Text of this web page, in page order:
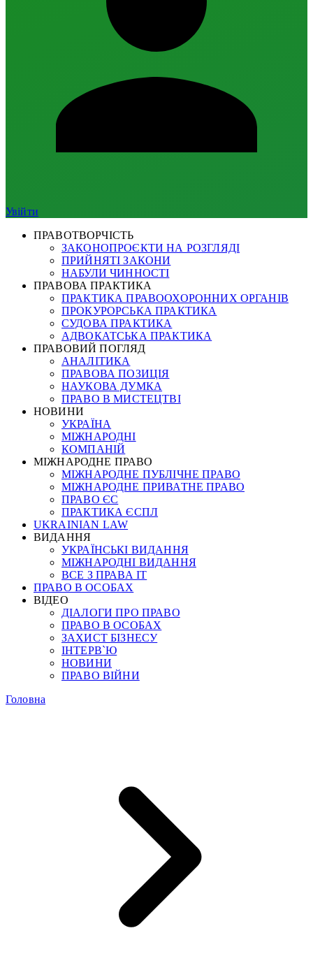
Увійти
ПРАВОТВОРЧІСТЬ
ЗАКОНОПРОЄКТИ НА РОЗГЛЯДІ
ПРИЙНЯТІ ЗАКОНИ
НАБУЛИ ЧИННОСТІ
ПРАВОВА ПРАКТИКА
ПРАКТИКА ПРАВООХОРОННИХ ОРГАНІВ
ПРОКУРОРСЬКА ПРАКТИКА
СУДОВА ПРАКТИКА
АДВОКАТСЬКА ПРАКТИКА
ПРАВОВИЙ ПОГЛЯД
АНАЛІТИКА
ПРАВОВА ПОЗИЦІЯ
НАУКОВА ДУМКА
ПРАВО В МИСТЕЦТВІ
НОВИНИ
УКРАЇНА
МІЖНАРОДНІ
КОМПАНІЙ
МІЖНАРОДНЕ ПРАВО
МІЖНАРОДНЕ ПУБЛІЧНЕ ПРАВО
МІЖНАРОДНЕ ПРИВАТНЕ ПРАВО
ПРАВО ЄС
ПРАКТИКА ЄСПЛ
UKRAINIAN LAW
ВИДАННЯ
УКРАЇНСЬКІ ВИДАННЯ
МІЖНАРОДНІ ВИДАННЯ
ВСЕ З ПРАВА ІТ
ПРАВО В ОСОБАХ
ВІДЕО
ДІАЛОГИ ПРО ПРАВО
ПРАВО В ОСОБАХ
ЗАХИСТ БІЗНЕСУ
ІНТЕРВ`Ю
НОВИНИ
ПРАВО ВІЙНИ
Головна